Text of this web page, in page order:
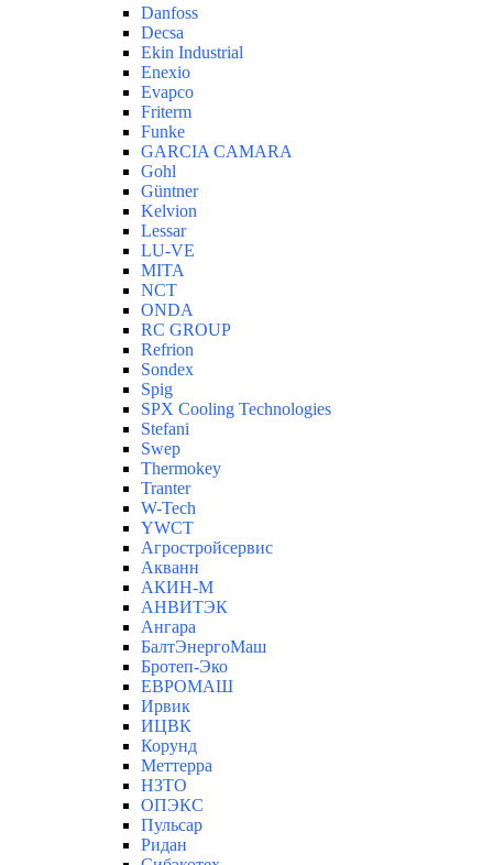
Danfoss
Decsa
Ekin Industrial
Enexio
Evapco
Friterm
Funke
GARCIA CAMARA
Gohl
Güntner
Kelvion
Lessar
LU-VE
MITA
NCT
ONDA
RC GROUP
Refrion
Sondex
Spig
SPX Cooling Technologies
Stefani
Swep
Thermokey
Tranter
W-Tech
YWCT
Агростройсервис
Акванн
АКИН-М
АНВИТЭК
Ангара
БалтЭнергоМаш
Бротеп-Эко
ЕВРОМАШ
Ирвик
ИЦВК
Корунд
Меттерра
НЗТО
ОПЭКС
Пульсар
Ридан